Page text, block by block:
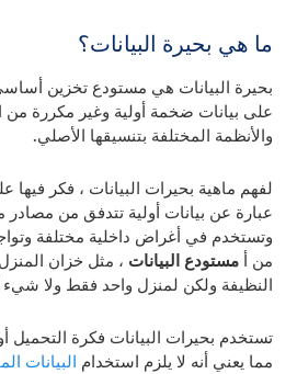
ما هي بحيرة البيانات؟
بحيرة البيانات هي مستودع تخزين
على بيانات ضخمة أولية وغير مكررة من
والأنظمة المختلفة بتنسيقها الأصلي.
لفهم ماهية بحيرات البيانات ، فكر فيها
عبارة عن بيانات أولية تتدفق من مصادر
وتستخدم في أغراض داخلية مختلفة وتواجه
من أمستودع البيانات ، مثل خزان
النظيفة ولكن لمنزل واحد فقط ولا شيء
تستخدم بحيرات البيانات فكرة التحميل
مما يعني أنه لا يلزم استخدام البيانات